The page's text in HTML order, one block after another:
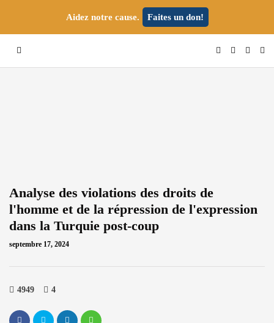
Aidez notre cause. Faites un don!
Analyse des violations des droits de
l'homme et de la répression de l'expression
dans la Turquie post-coup
septembre 17, 2024
4949 4